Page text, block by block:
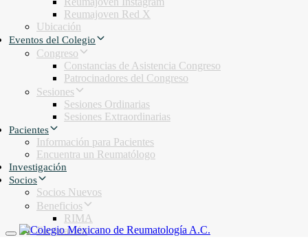
Reumajoven Red X
Ubicación
Eventos del Colegio
Congreso
Constancias de Asistencia Congreso
Patrocinadores del Congreso
Sesiones
Sesiones Ordinarias
Sesiones Extraordinarias
Pacientes
Información para Pacientes
Encuentra un Reumatólogo
Investigación
Socios
Socios Nuevos
Beneficios
RIMA
Facturación
Toggle navigation